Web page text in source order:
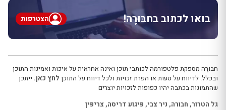
בואו לכתוב בחבּוּרֶה! הצטרפות
חבּוּרֶה מספקת פלטפורמה לכותבי תוכן ואינה אחראית על איכות ואמינות התוכן
ובכלל. לדיווח על טעות או הפרת זכויות ולכל דיווח על התוכן לחץ כאן. ייתכן
שהתמונות בכתבה יהיו כפופות לזכויות יוצרים
גל הטרור, חבורה, ניר צבי, פיגוע דריסה,צריפין